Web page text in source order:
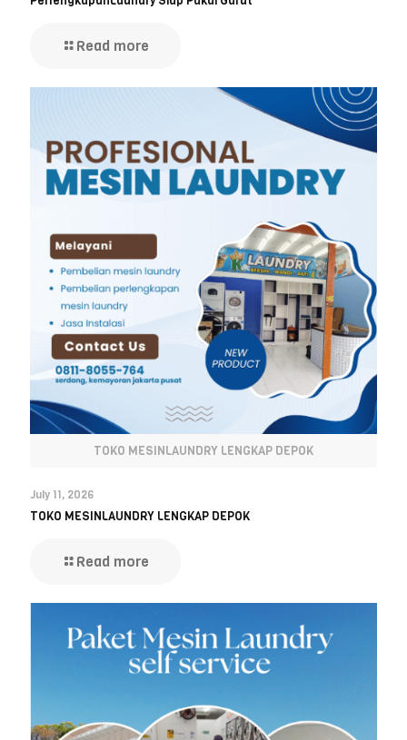
Read more
TOKO MESINLAUNDRY LENGKAP DEPOK
July 11, 2026
TOKO MESINLAUNDRY LENGKAP DEPOK
Read more